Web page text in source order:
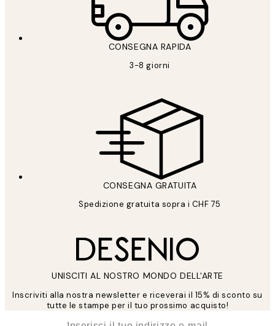
CONSEGNA RAPIDA
3-8 giorni
CONSEGNA GRATUITA
Spedizione gratuita sopra i CHF 75
UNISCITI AL NOSTRO MONDO DELL'ARTE
Inscriviti alla nostra newsletter e riceverai il 15% di sconto su
tutte le stampe per il tuo prossimo acquisto!